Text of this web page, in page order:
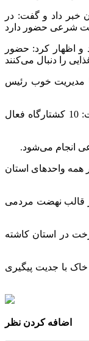
خبر داد و گفت: در
و اظهار کرد: حضور
مدیریت خوب رئیس
مسئول حوزه نماینده ولی فقیه در سازمان جهاد کشاورزی استان همدان در ادامه به شماری از اقدامات این حوزه پرداخت و گفت: 10 کشتارگاه فعال
انجام می‌شود.
واحدهای استان
این طرح در قالب نهضت مردمی
در استان کاشته
با جدیت پیگیری
اضافه کردن نظر